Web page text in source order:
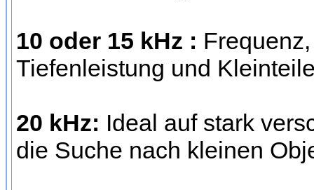
10 oder 15 kHz :
Tiefenleistung und
20 kHz: Ideal auf stark
die Suche nach kleinen